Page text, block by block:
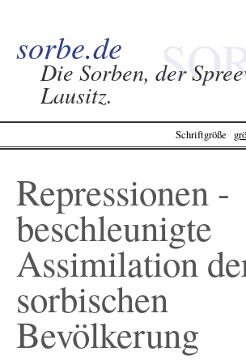
sorbe.de
Die Sorben, der
Lausitz.
Schriftgröße
Repressionen -
beschleunigte
Assimilation
sorbischen
Bevölkerung